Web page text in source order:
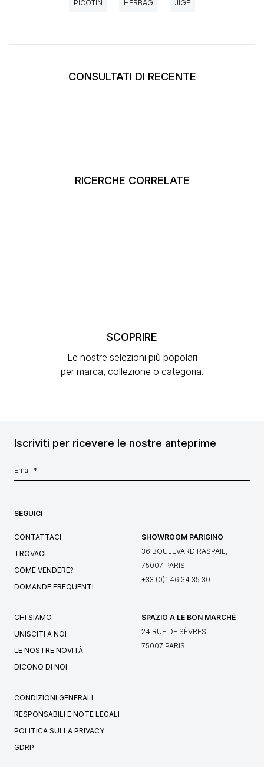
PICOTIN HERBAG JIGE
CONSULTATI DI RECENTE
RICERCHE CORRELATE
SCOPRIRE
Le nostre selezioni più popolari
per marca, collezione o categoria.
Iscriviti per ricevere le nostre anteprime
SEGUICI
CONTATTACI
TROVACI
COME VENDERE?
DOMANDE FREQUENTI
SHOWROOM PARIGINO
36 BOULEVARD RASPAIL,
75007 PARIS
+33 (0)1 46 34 35 30
CHI SIAMO
UNISCITI A NOI
LE NOSTRE NOVITÀ
DICONO DI NOI
SPAZIO A LE BON MARCHÉ
24 RUE DE SÈVRES,
75007 PARIS
CONDIZIONI GENERALI
RESPONSABILI E NOTE LEGALI
POLITICA SULLA PRIVACY
GDRP